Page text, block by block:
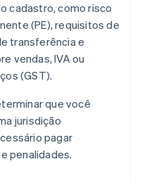
cadastro, como risco
(PE), requisitos de
transferência e
vendas, IVA ou
(GST).
que você
jurisdição
pagar
penalidades.